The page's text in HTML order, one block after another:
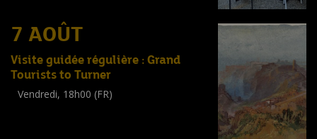
7 AOÛT
Visite guidée régulière : Grand
Tourists to Turner
Vendredi, 18h00 (FR)